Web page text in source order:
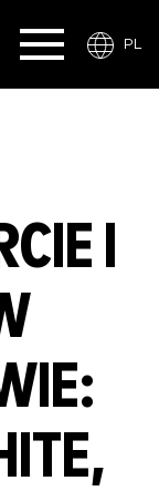
PL
I